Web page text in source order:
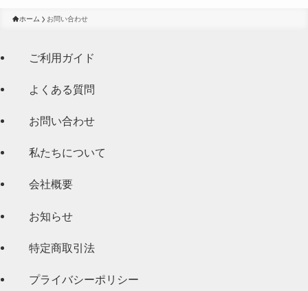
ホーム お問い合わせ
ご利用ガイド
よくある質問
お問い合わせ
私たちについて
会社概要
お知らせ
特定商取引法
プライバシーポリシー